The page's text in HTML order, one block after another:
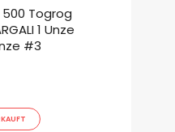
500 Togrog
1 Unze
#3